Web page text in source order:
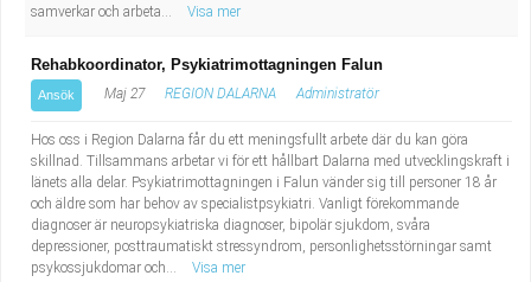
samverkar och arbeta...
Visa mer
Rehabkoordinator, Psykiatrimottagningen Falun
Ansök Maj 27 REGION DALARNA Administratör
Hos oss i Region Dalarna får du ett meningsfullt arbete där du kan göra
skillnad. Tillsammans arbetar vi för ett hållbart Dalarna med utvecklingskraft i
länets alla delar. Psykiatrimottagningen i Falun vänder sig till personer 18 år
och äldre som har behov av specialistpsykiatri. Vanligt förekommande
diagnoser är neuropsykiatriska diagnoser, bipolär sjukdom, svåra
depressioner, posttraumatiskt stressyndrom, personlighetsstörningar samt
psykossjukdomar och...
Visa mer